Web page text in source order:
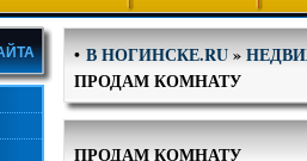
•В НОГИНСКЕ.RU»
ПРОДАМ КОМНАТУ
ПРОДАМ КОМНАТУ